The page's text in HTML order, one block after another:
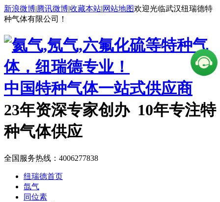
新浪微博|腾讯微博|收藏本站|网站地图欢迎光临武汉纽瑞德特
种气体有限公司！
中国特种气体一站式供应商
23年资深专家创办 10年专注特
种气体供应
全国服务热线： 4006277838
纽瑞德首页
氙气
同位素